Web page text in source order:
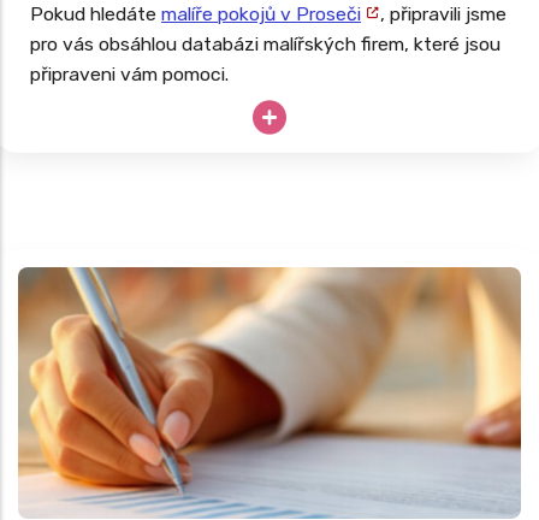
Pokud hledáte malíře pokojů v Proseči
, připravili jsme
pro vás obsáhlou databázi malířských firem, které jsou
připraveni vám pomoci.
Potřebujete vymalovat ihned, ale potřebujete si